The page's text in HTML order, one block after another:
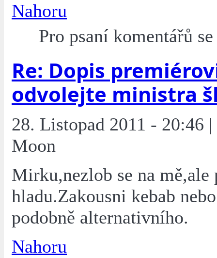
Nahoru
Pro psaní komentářů
Re: Dopis
odvolejte ministra
28. Listopad 2011 - 20:46
Moon
Mirku,nezlob se na mě,ale
hladu.Zakousni kebab
podobně alternativního.
Nahoru